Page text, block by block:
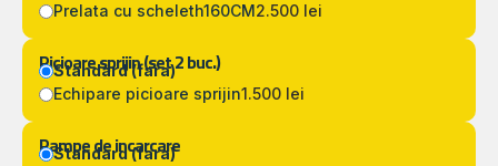
Prelata cu scheleth160CM2.500 lei
Picioare sprijin (set 2 buc.)
Standard (fara)
Echipare picioare sprijin1.500 lei
Rampe de incarcare
Standard (fara)